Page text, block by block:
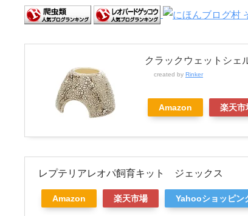
クラックウェットシ
created by Rinker
Amazon 楽天市
レプテリアレオパ飼育キット ジェックス
Amazon 楽天市場 Yahooショッピン